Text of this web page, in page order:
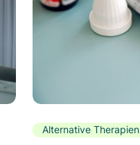
Alternative Therapien